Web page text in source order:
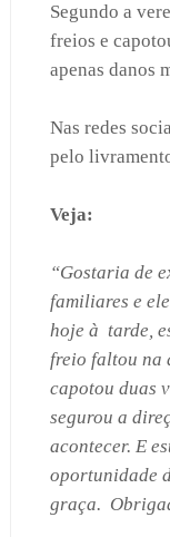
Segundo a
freios e
apenas danos
Nas redes
pelo
Veja:
“Gostaria de
familiares e
hoje à tarde,
freio faltou na
capotou duas
segurou a
acontecer. E
oportunidade
graça.